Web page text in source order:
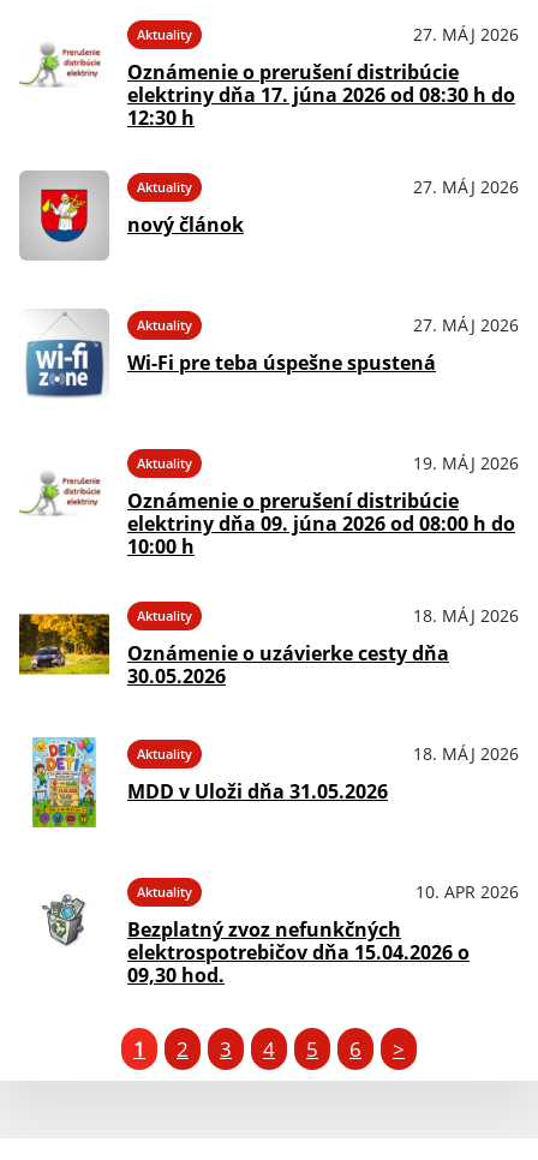
Aktuality 27. MÁJ 2026
Oznámenie o prerušení distribúcie
elektriny dňa 17. júna 2026 od 08:30 h do
12:30 h
Aktuality 27. MÁJ 2026
nový článok
Aktuality 27. MÁJ 2026
Wi-Fi pre teba úspešne spustená
Aktuality 19. MÁJ 2026
Oznámenie o prerušení distribúcie
elektriny dňa 09. júna 2026 od 08:00 h do
10:00 h
Aktuality 18. MÁJ 2026
Oznámenie o uzávierke cesty dňa
30.05.2026
Aktuality 18. MÁJ 2026
MDD v Uloži dňa 31.05.2026
Aktuality 10. APR 2026
Bezplatný zvoz nefunkčných
elektrospotrebičov dňa 15.04.2026 o
09,30 hod.
1 2 3 4 5 6 >